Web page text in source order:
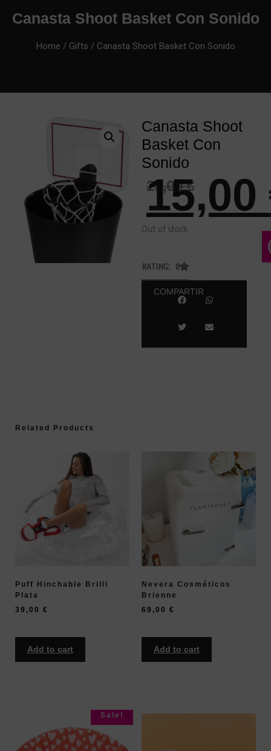
Canasta Shoot Basket Con Sonido
Home / Gifts / Canasta Shoot Basket Con Sonido
Canasta Shoot
Basket Con
Sonido
25,00€
15,00
Out of stock
RATING: 0
COMPARTIR
Related Products
Puff Hinchable Brilli
Plata
39,00 €
Add to cart
Nevera Cosméticos
Brienne
69,00 €
Add to cart
Sale!